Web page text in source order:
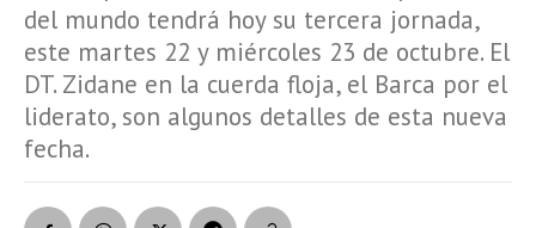
del mundo tendrá hoy su tercera jornada,
este martes 22 y miércoles 23 de octubre. El
DT. Zidane en la cuerda floja, el Barca por el
liderato, son algunos detalles de esta nueva
fecha.